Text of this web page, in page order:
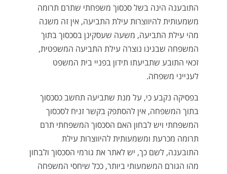
התובענה הינה בשל סכסוך משפחתי שתרם תרומה
משמעותית להיווצרות עילת התביעה, אין זה משנה
מהי עילת התביעה, משעה שעסקינן בסכסוך בתוך
המשפחה שבגינו נוצרה עילת התביעה המשפטית,
זכאי התובע שתביעתו תידון בפניי בית המשפט
לענייני משפחה.
בפסיקה נקבע כי, על מנת שתביעה תחשב כסכסוך
בתוך המשפחה, אין להסתפק בקשר זניח לסכסוך
המשפחתי ויש לבחון האם הסכסוך המשפחתי תרם
תרומה מכרעת ומשמעותית להיווצרות עילת
התובענה, לשם כך, יש לאתר את גורמי הסכסוך ולבחון
מהו הגורם המשמעותי ביותר, ככל שיחסי המשפחה